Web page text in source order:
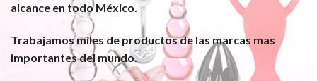
alcance en todo México.
Trabajamos miles de productos de las marcas mas
importantes del mundo.